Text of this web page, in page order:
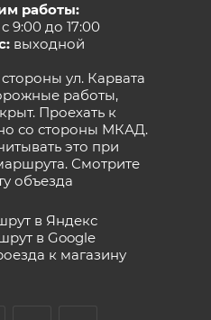
работы:
с 9:00 до 17:00
выходной
ул. Карвата
работы,
Проехать к
со стороны МКАД.
это при
Смотрите
объезда
в Яндекс
в Google
к магазину